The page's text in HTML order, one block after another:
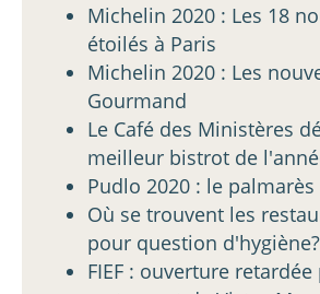
Michelin 2020 : Les 18
étoilés à Paris
Michelin 2020 : Les
Gourmand
Le Café des Ministères
meilleur bistrot de
Pudlo 2020 : le
Où se trouvent les
pour question d'hygiène?
FIEF : ouverture